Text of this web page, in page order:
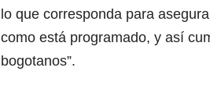
lo que corresponda para
como está programado, y así
bogotanos”.